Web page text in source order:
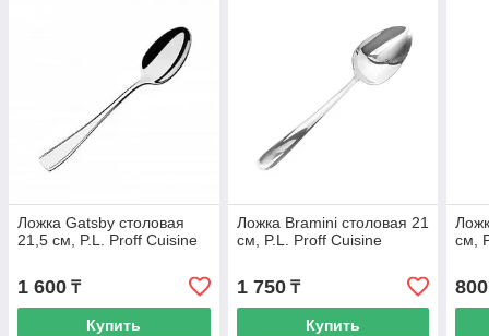
Ложка Gatsby столовая
21,5 см, P.L. Proff Cuisine
1 600 ₸
Купить
Ложка Bramini столовая 21
см, P.L. Proff Cuisine
1 750₸
Купить
см,
800